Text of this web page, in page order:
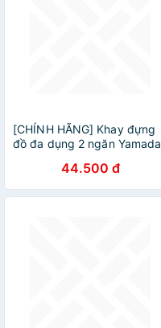
[CHÍNH HÃNG] Khay đựng
đồ đa dụng 2 ngăn Yamada
Nhật Bản | Made in Japan
44.500 đ